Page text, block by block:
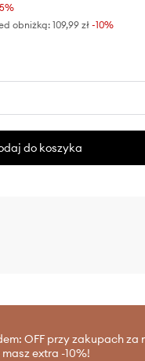
obniżką: 109,99 zł -10%
do koszyka
OFF przy zakupach za
extra -10%!